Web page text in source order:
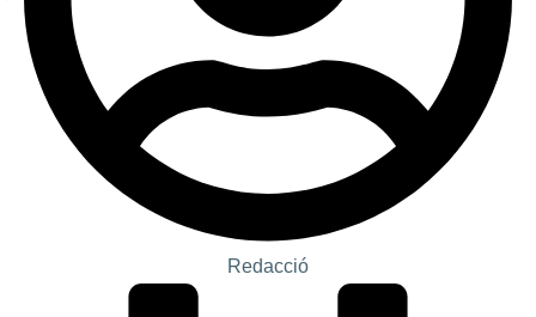
Redacció